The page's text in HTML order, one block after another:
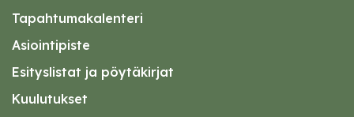
Tapahtumakalenteri
Asiointipiste
Esityslistat ja pöytäkirjat
Kuulutukset